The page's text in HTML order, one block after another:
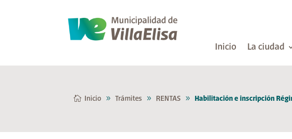
Inicio La ciudad
Inicio Trámites RENTAS Habilitación e inscripción